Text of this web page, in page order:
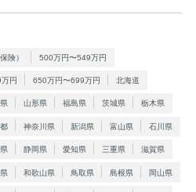
険） 500万円〜549万円
円 650万円〜699万円 北海道
山形県 福島県 茨城県 栃木県
神奈川県 新潟県 富山県 石川県
静岡県 愛知県 三重県 滋賀県
和歌山県 鳥取県 島根県 岡山県